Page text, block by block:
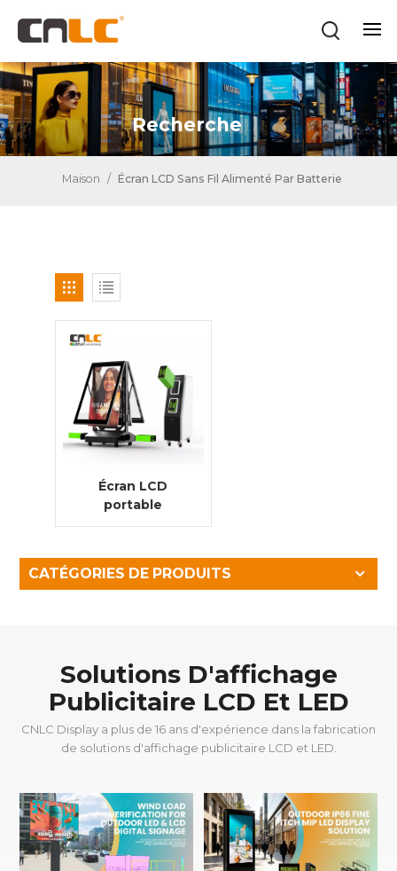
Recherche
Maison / Écran LCD Sans Fil Alimenté Par Batterie
Écran LCD
portable
alimenté par
publicité
numérique
CATÉGORIES DE PRODUITS
Solutions D'affichage
Publicitaire LCD Et LED
CNLC Display a plus de 16 ans d'expérience dans la fabrication
de solutions d'affichage publicitaire LCD et LED.